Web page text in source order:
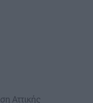
Αττικής